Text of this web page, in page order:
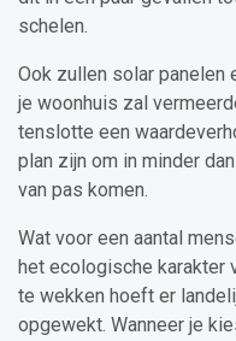
schelen.
Ook zullen solar panelen
je woonhuis zal
tenslotte een
plan zijn om in minder
van pas komen.
Wat voor een aantal
het ecologische karakter
te wekken hoeft er
opgewekt. Wanneer je